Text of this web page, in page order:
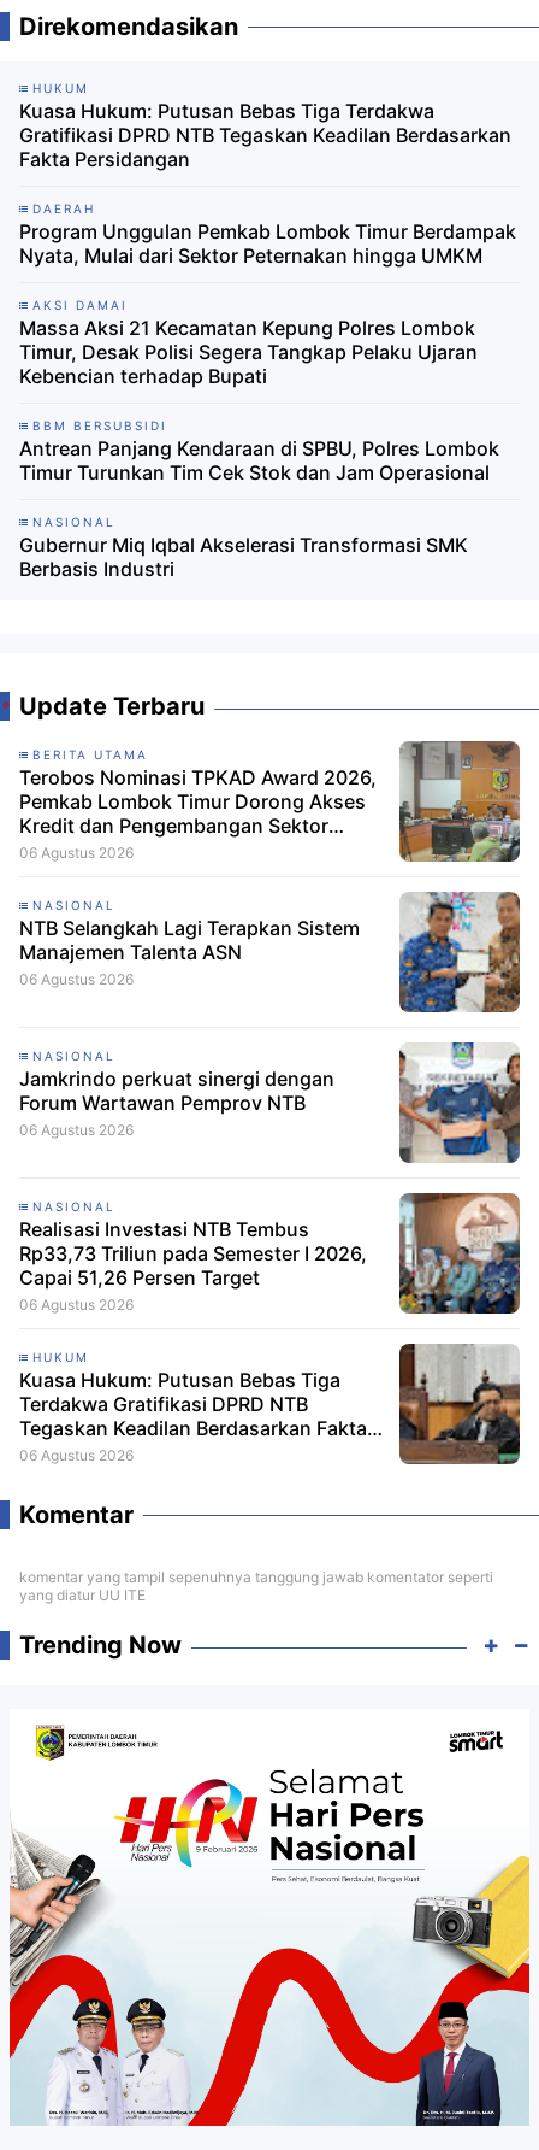
Direkomendasikan
HUKUM
Kuasa Hukum: Putusan Bebas Tiga Terdakwa
Gratifikasi DPRD NTB Tegaskan Keadilan Berdasarkan
Fakta Persidangan
DAERAH
Program Unggulan Pemkab Lombok Timur Berdampak
Nyata, Mulai dari Sektor Peternakan hingga UMKM
AKSI DAMAI
Massa Aksi 21 Kecamatan Kepung Polres Lombok
Timur, Desak Polisi Segera Tangkap Pelaku Ujaran
Kebencian terhadap Bupati
BBM BERSUBSIDI
Antrean Panjang Kendaraan di SPBU, Polres Lombok
Timur Turunkan Tim Cek Stok dan Jam Operasional
NASIONAL
Gubernur Miq Iqbal Akselerasi Transformasi SMK
Berbasis Industri
Update Terbaru
BERITA UTAMA
Terobos Nominasi TPKAD Award 2026,
Pemkab Lombok Timur Dorong Akses
Kredit dan Pengembangan Sektor
Porang
06 Agustus 2026
NASIONAL
NTB Selangkah Lagi Terapkan Sistem
Manajemen Talenta ASN
06 Agustus 2026
NASIONAL
Jamkrindo perkuat sinergi dengan
Forum Wartawan Pemprov NTB
06 Agustus 2026
NASIONAL
Realisasi Investasi NTB Tembus
Rp33,73 Triliun pada Semester I 2026,
Capai 51,26 Persen Target
06 Agustus 2026
HUKUM
Kuasa Hukum: Putusan Bebas Tiga
Terdakwa Gratifikasi DPRD NTB
Tegaskan Keadilan Berdasarkan Fakta
Persidangan
06 Agustus 2026
Komentar
komentar yang tampil sepenuhnya tanggung jawab komentator seperti
yang diatur UU ITE
Trending Now